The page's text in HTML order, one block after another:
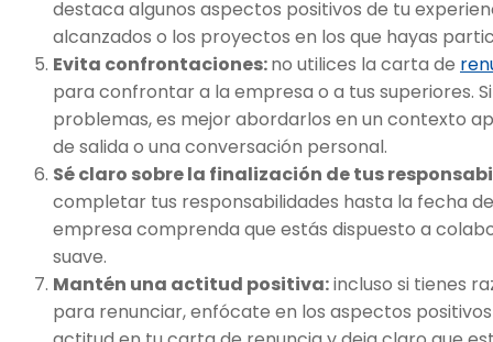
destaca algunos aspectos positivos de tu
alcanzados o los proyectos en los que hayas
Evita confrontaciones:no utilices la carta de
para confrontar a la empresa o a tus superiores.
problemas, es mejor abordarlos en un contexto
de salida o una conversación personal.
Sé claro sobre la finalización de tus
completar tus responsabilidades hasta la fecha
empresa comprenda que estás dispuesto a
suave.
Mantén una actitud positiva:incluso si tienes
para renunciar, enfócate en los aspectos